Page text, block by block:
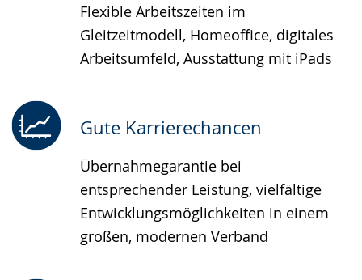
Flexible Arbeitszeiten im
Gleitzeitmodell, Homeoffice, digitales
Arbeitsumfeld, Ausstattung mit iPads
Gute Karrierechancen
Übernahmegarantie bei
entsprechender Leistung, vielfältige
Entwicklungsmöglichkeiten in einem
großen, modernen Verband